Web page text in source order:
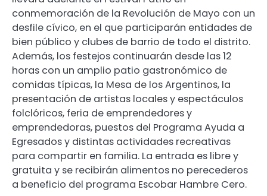
conmemoración de la Revolución de Mayo con un
desfile cívico, en el que participarán entidades de
bien público y clubes de barrio de todo el distrito.
Además, los festejos continuarán desde las 12
horas con un amplio patio gastronómico de
comidas típicas, la Mesa de los Argentinos, la
presentación de artistas locales y espectáculos
folclóricos, feria de emprendedores y
emprendedoras, puestos del Programa Ayuda a
Egresados y distintas actividades recreativas
para compartir en familia. La entrada es libre y
gratuita y se recibirán alimentos no perecederos
a beneficio del programa Escobar Hambre Cero.